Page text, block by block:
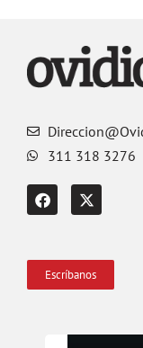
311 318 3276
Escríbanos